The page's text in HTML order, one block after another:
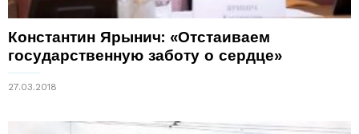
Константин Ярынич: «Отстаиваем
государственную заботу о сердце»
27.03.2018